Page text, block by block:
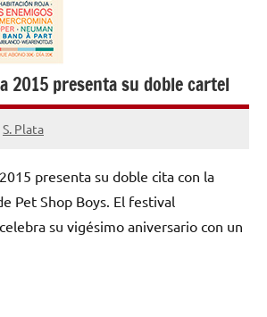
2015 presenta su doble cartel
S. Plata
presenta su doble cita con la
Pet Shop Boys. El festival
su vigésimo aniversario con un